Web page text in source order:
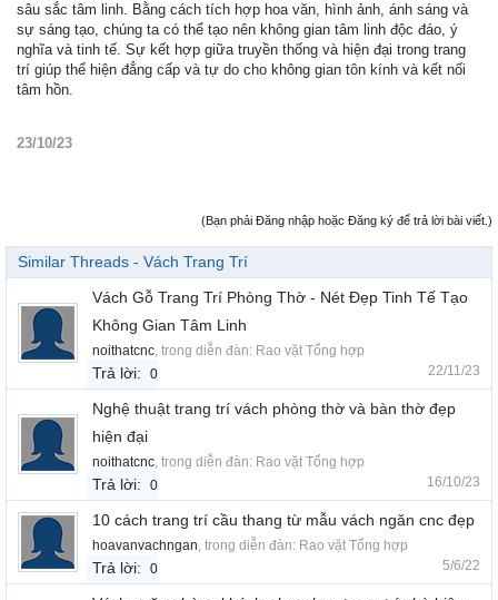
sâu sắc tâm linh. Bằng cách tích hợp hoa văn, hình ảnh, ánh sáng và
sự sáng tạo, chúng ta có thể tạo nên không gian tâm linh độc đáo, ý
nghĩa và tinh tế. Sự kết hợp giữa truyền thống và hiện đại trong trang
trí giúp thể hiện đẳng cấp và tự do cho không gian tôn kính và kết nối
tâm hồn.
23/10/23
(Bạn phải Đăng nhập hoặc Đăng ký để trả lời bài viết.)
Similar Threads - Vách Trang Trí
Vách Gỗ Trang Trí Phòng Thờ - Nét Đẹp Tinh Tế Tạo
Không Gian Tâm Linh
noithatcnc, trong diễn đàn: Rao vặt Tổng hợp
Trả lời: 0 22/11/23
Nghệ thuật trang trí vách phòng thờ và bàn thờ đẹp
hiện đại
noithatcnc, trong diễn đàn: Rao vặt Tổng hợp
Trả lời: 0 16/10/23
10 cách trang trí cầu thang từ mẫu vách ngăn cnc đẹp
hoavanvachngan, trong diễn đàn: Rao vặt Tổng hợp
Trả lời: 0 5/6/22